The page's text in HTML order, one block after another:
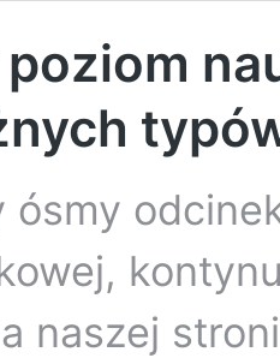
ósmy
naszej